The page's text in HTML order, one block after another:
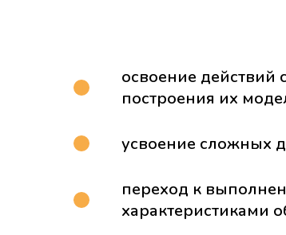
освоение действий
построения их
усвоение сложных
переход к
характеристиками